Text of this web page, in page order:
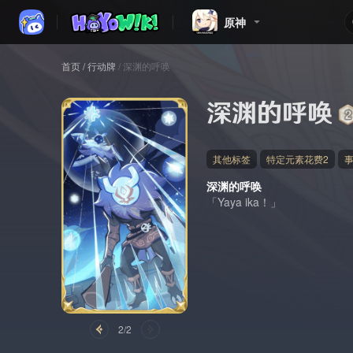
原神
首页/行动牌/深渊的呼唤
2/2
深渊的呼唤
其他标签 特定元素花费2
深渊的呼唤
「Yaya ika！」